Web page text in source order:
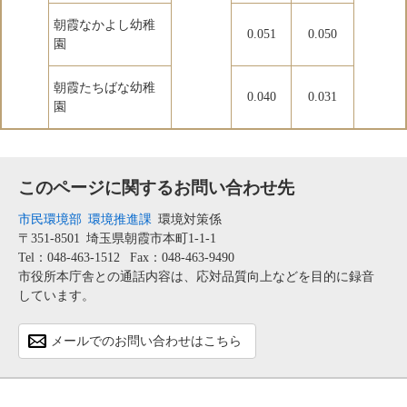
朝霞なかよし幼稚
園
0.051 0.050
朝霞たちばな幼稚
園
0.040 0.031
このページに関するお問い合わせ先
市民環境部 環境推進課 環境対策係
〒351-8501
埼玉県朝霞市本町1-1-1
Tel：048-463-1512
Fax：048-463-9490
市役所本庁舎との通話内容は、応対品質向上などを目的に録音
しています。
メールでのお問い合わせはこちら